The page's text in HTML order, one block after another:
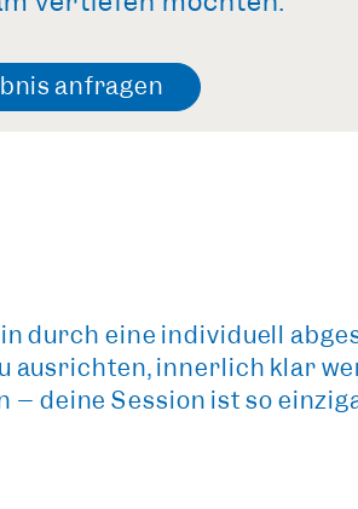
anfragen
durch eine individuell
ausrichten, innerlich klar
deine Session ist so